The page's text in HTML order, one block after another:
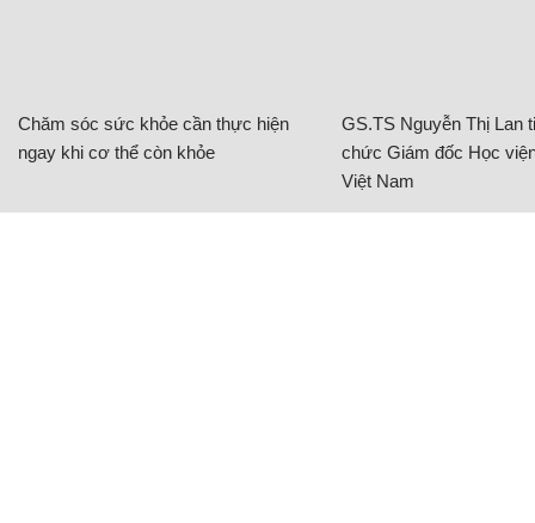
Chăm sóc sức khỏe cần thực hiện
ngay khi cơ thể còn khỏe
GS.TS Nguyễn Thị Lan
chức Giám đốc Học
Việt Nam